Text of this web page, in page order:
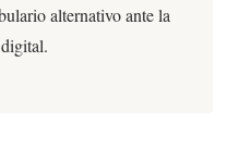
alternativo ante la